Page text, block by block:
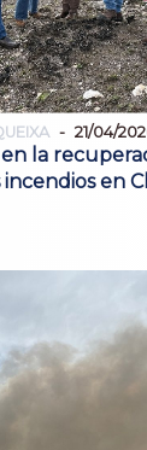
21/04/
la
en